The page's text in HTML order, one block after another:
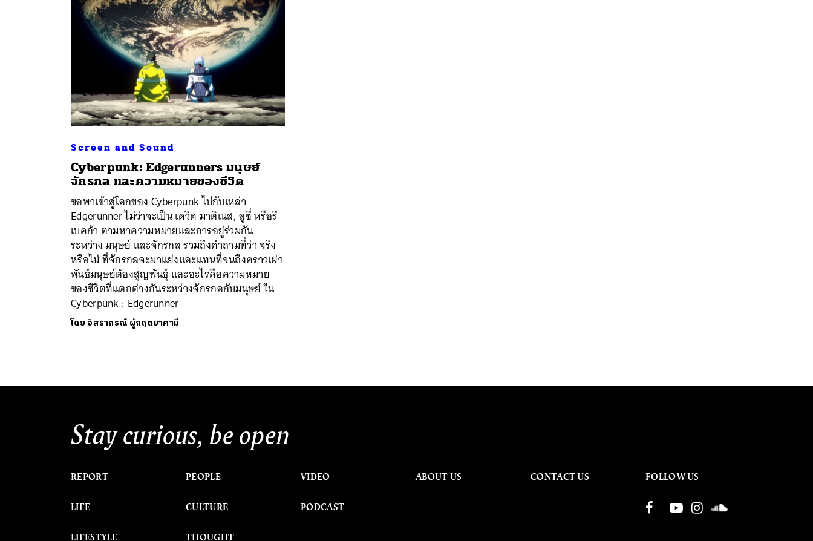
Screen and Sound
Cyberpunk: Edgerunners มนุษย์
จักรกล และความหมายของชีวิต
ขอพาเข้าสู่โลกของ Cyberpunk ไปกับเหล่า
Edgerunner ไม่ว่าจะเป็น เดวิด มาติเนส, ลูซี่ หรือรี
เบคก้า ตามหาความหมายและการอยู่ร่วมกัน
ระหว่าง มนุษย์ และจักรกล รวมถึงคำถามที่ว่า จริง
หรือไม่ ที่จักรกลจะมาแย่งและแทนที่จนถึงคราวเผ่า
พันธ์มนุษย์ต้องสูญพันธุ์ และอะไรคือความหมาย
ของชีวิตที่แตกต่างกันระหว่างจักรกลกับมนุษย์ ใน
Cyberpunk : Edgerunner
โดย อิสรากรณ์ ผู้กฤตยาคามี
Stay curious, be open
REPORT
LIFE
LIFESTYLE
PEOPLE
CULTURE
THOUGHT
VIDEO
PODCAST
ABOUT US CONTACT US FOLLOW US